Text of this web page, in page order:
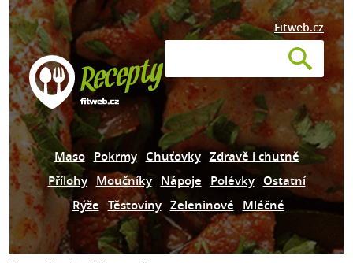
Fitweb.cz
Maso Pokrmy Chuťovky Zdravě i chutně
Přílohy Moučníky Nápoje Polévky Ostatní
Rýže Těstoviny Zeleninové Mléčné